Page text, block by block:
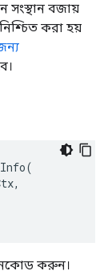
সংস্থান বজায়
করা হয়
(
,
করুন।